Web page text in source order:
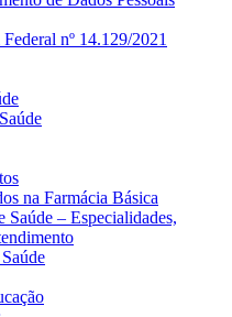
nº 14.129/2021
na Farmácia Básica
Saúde – Especialidades,